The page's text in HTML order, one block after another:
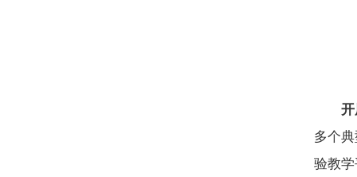
多个
验教